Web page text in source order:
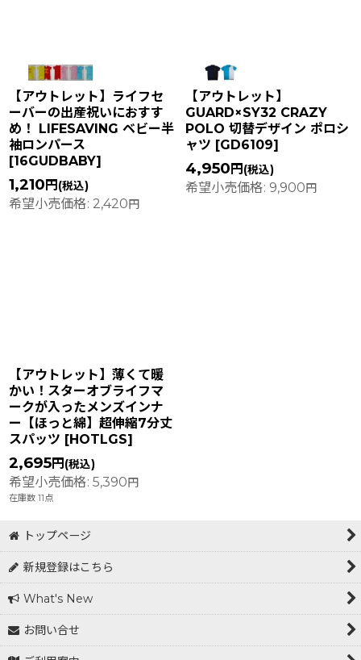
【アウトレット】ライフセ
ーバーの出産祝いにおすす
め！ LIFESAVING ベビー半
袖ロンパース
[16GUDBABY]
1,210 円 (税込)
希望小売価格: 2,420円
【アウトレット】
GUARD×SY32 CRAZY
POLO 切替デザイン ポロシ
ャツ [GD6109]
4,950 円 (税込)
希望小売価格: 9,900円
【アウトレット】薄くて暖
かい！スターオブライフマ
ークが入ったメンズインナ
ー【ほっと綿】超伸縮7分丈
スパッツ [HOTLGS]
2,695円 (税込)
希望小売価格: 5,390円
在庫数 11点
トップページ
新規登録はこちら
What's New
お問い合せ